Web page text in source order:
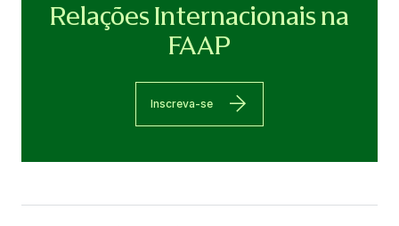
Relações Internacionais na
FAAP
Inscreva-se